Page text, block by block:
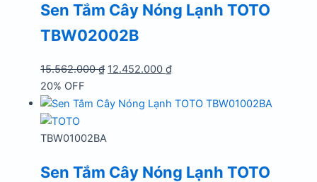
Sen Tắm Cây Nóng Lạnh TOTO
TBW02002B
15.562.000₫ Giá
là:
12.452.000₫Giá
tại
20% OFF
TBW01002BA
Sen Tắm Cây Nóng Lạnh TOTO